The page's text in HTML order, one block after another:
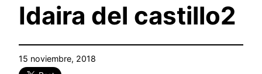
Idaira del castillo2
15 noviembre, 2018